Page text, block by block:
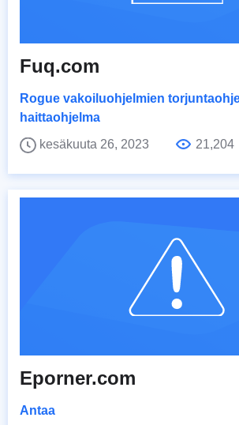
Fuq.com
Rogue vakoiluohjelmien
haittaohjelma
kesäkuuta 26, 2023
21,204
Eporner.com
Antaa